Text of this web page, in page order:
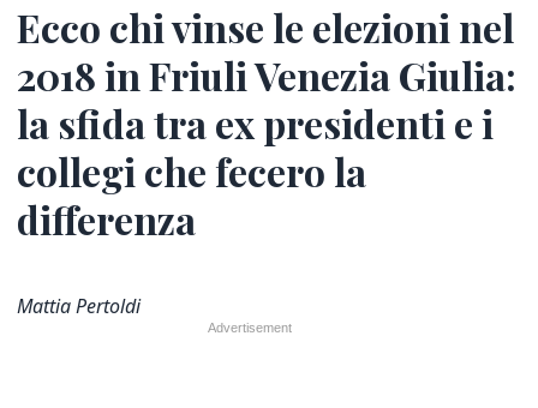
Ecco chi vinse le elezioni nel
2018 in Friuli Venezia Giulia:
la sfida tra ex presidenti e i
collegi che fecero la
differenza
Mattia Pertoldi